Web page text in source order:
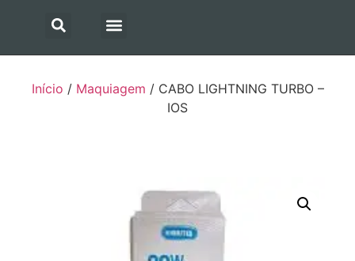
Início / Maquiagem / CABO LIGHTNING TURBO –
IOS